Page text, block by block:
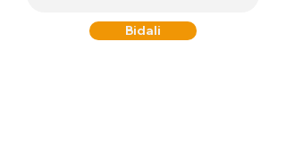
Bidali